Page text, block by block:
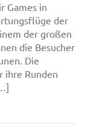
Games in
der
der großen
die Besucher
Die
ihre Runden